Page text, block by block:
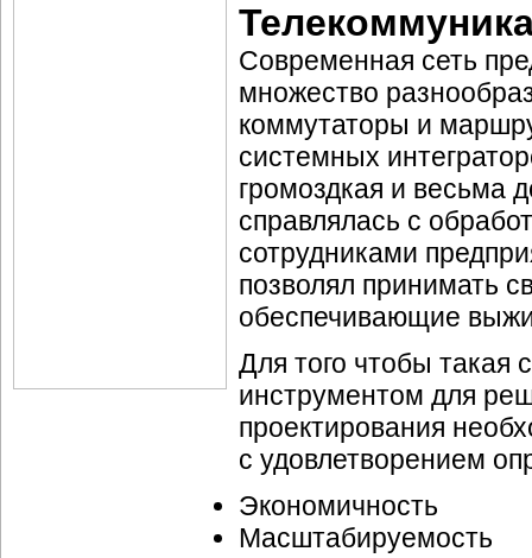
Современная сеть
множество
коммутаторы и
системных
громоздкая и весьма
справлялась с
сотрудниками
позволял принимать
обеспечивающие
Для того чтобы
инструментом для
проектирования
с удовлетворением
Экономичность
Масштабируемость